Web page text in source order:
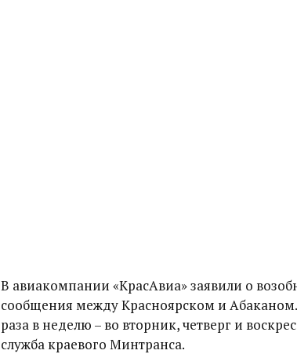
В авиакомпании «КрасАвиа» заявили о
сообщения между Красноярском и Абаканом.
раза в неделю – во вторник, четверг и
служба краевого Минтранса.